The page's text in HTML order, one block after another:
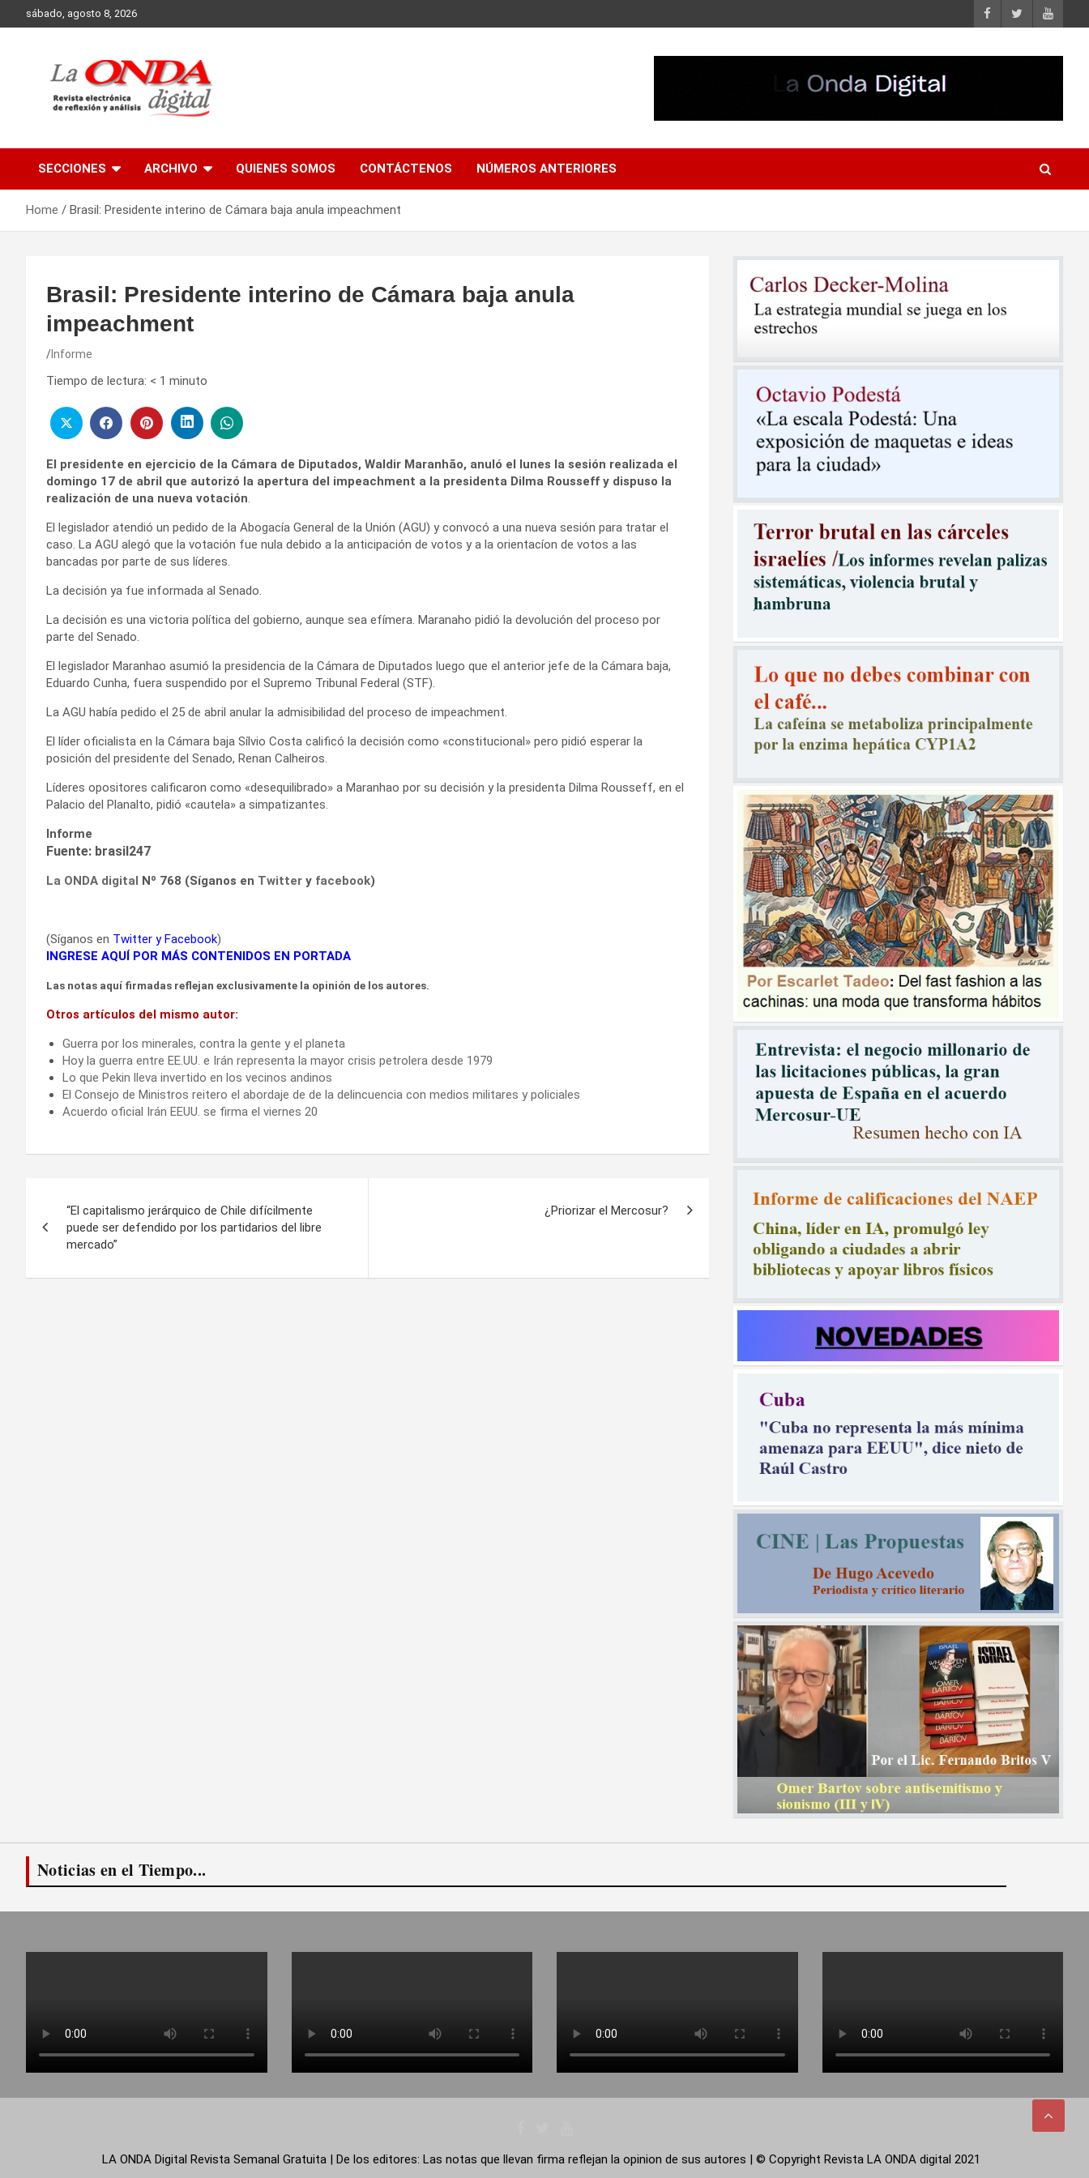
to
sábado, agosto 8, 2026
SECCIONES ARCHIVO QUIENES SOMOS CONTÁCTENOS NÚMEROS ANTERIORES
Home Brasil: Presidente interino de Cámara baja anula impeachment
Brasil: Presidente interino de Cámara baja anula
impeachment
Informe
Tiempo de lectura: < 1 minuto
El presidente en ejercicio de la Cámara de Diputados, Waldir Maranhão, anuló el lunes la sesión realizada el
domingo 17 de abril que autorizó la apertura del impeachment a la presidenta Dilma Rousseff y dispuso la
realización de una nueva votación
El legislador atendió un pedido de la Abogacía General de la Unión (AGU) y convocó a una nueva sesión para tratar el
caso. La AGU alegó que la votación fue nula debido a la anticipación de votos y a la orientacíon de votos a las
bancadas por parte de sus líderes.
La decisión ya fue informada al Senado.
La decisión es una victoria política del gobierno, aunque sea efímera. Maranaho pidió la devolución del proceso por
parte del Senado.
El legislador Maranhao asumió la presidencia de la Cámara de Diputados luego que el anterior jefe de la Cámara baja,
Eduardo Cunha, fuera suspendido por el Supremo Tribunal Federal (STF).
La AGU había pedido el 25 de abril anular la admisibilidad del proceso de impeachment.
El líder oficialista en la Cámara baja Sílvio Costa calificó la decisión como «constitucional» pero pidió esperar la
posición del presidente del Senado, Renan Calheiros.
Líderes opositores calificaron como «desequilibrado» a Maranhao por su decisión y la presidenta Dilma Rousseff, en el
Palacio del Planalto, pidió «cautela» a simpatizantes.
Informe
Fuente: brasil247
La ONDA digital Nº 768 (Síganos en Twitter y facebook)
(Síganos en Twitter yFacebook)
INGRESE AQUÍ POR MÁS CONTENIDOS EN PORTADA
Las notas aquí firmadas reflejan exclusivamente la opinión de los autores.
Otros artículos del mismo autor:
Guerra por los minerales, contra la gente y el planeta
Hoy la guerra entre EE.UU. e Irán representa la mayor crisis petrolera desde 1979
Lo que Pekin lleva invertido en los vecinos andinos
El Consejo de Ministros reitero el abordaje de de la delincuencia con medios militares y policiales
Acuerdo oficial Irán EEUU. se firma el viernes 20
de
“El capitalismo jerárquico de Chile difícilmente
puede ser defendido por los partidarios del libre
mercado”
¿Priorizar el Mercosur?
Noticias en el Tiempo...
LA ONDA Digital Revista Semanal Gratuita | De los editores: Las notas que llevan firma reflejan la opinion de sus autores | © Copyright Revista LA ONDA digital 2021